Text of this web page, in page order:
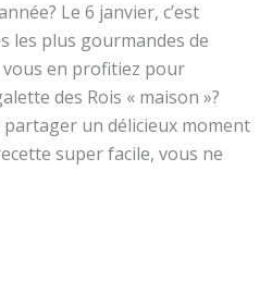
Le 6 janvier, c’est
les plus gourmandes de
vous en profitiez pour
des Rois « maison »?
partager un délicieux moment
super facile, vous ne